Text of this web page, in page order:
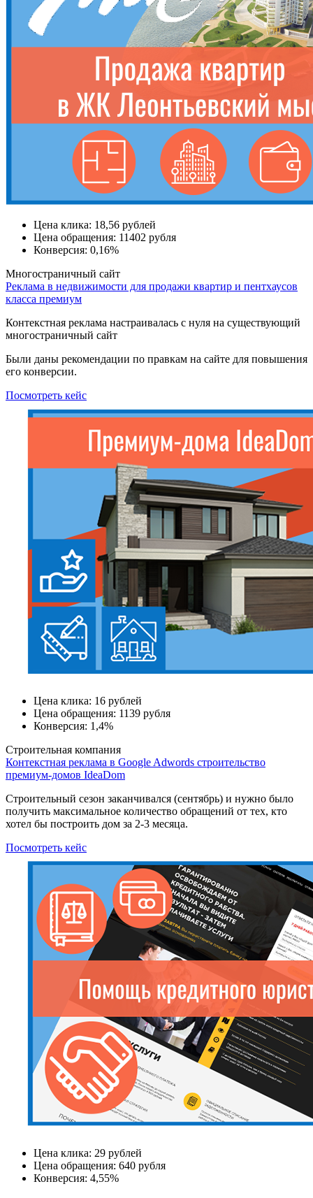
Цена клика: 18,56 рублей
Цена обращения: 11402 рубля
Конверсия: 0,16%
Многостраничный сайт
Реклама в недвижимости для продажи квартир и пентхаусов
класса премиум
Контекстная реклама настраивалась с нуля на существующий
многостраничный сайт
Были даны рекомендации по правкам на сайте для повышения
его конверсии.
Посмотреть кейс
Цена клика: 16 рублей
Цена обращения: 1139 рубля
Конверсия: 1,4%
Строительная компания
Контекстная реклама в Google Adwords строительство
премиум-домов IdeaDom
Строительный сезон заканчивался (сентябрь) и нужно было
получить максимальное количество обращений от тех, кто
хотел бы построить дом за 2-3 месяца.
Посмотреть кейс
Цена клика: 29 рублей
Цена обращения: 640 рубля
Конверсия: 4,55%